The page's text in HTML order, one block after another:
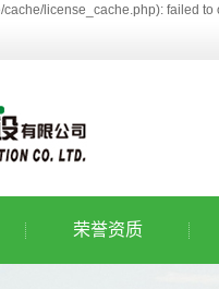
license_cache.php): failed
荣誉资质